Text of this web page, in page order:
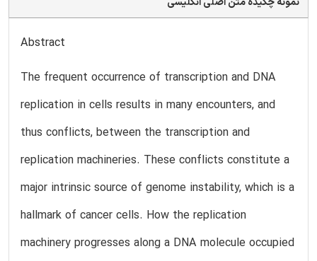
Abstract
The frequent occurrence of transcription and DNA
replication in cells results in many encounters, and
thus conflicts, between the transcription and
replication machineries. These conflicts constitute a
major intrinsic source of genome instability, which is a
hallmark of cancer cells. How the replication
machinery progresses along a DNA molecule occupied